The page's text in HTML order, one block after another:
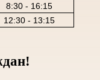
8:30 - 16:15
12:30 - 13:15